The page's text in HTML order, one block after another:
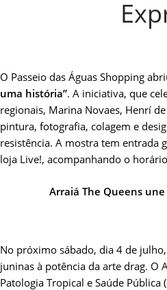
O Passeio das Águas Shopping
uma história”. A iniciativa, que
regionais, Marina Novaes, Henrí
pintura, fotografia, colagem e
resistência. A mostra tem entrada
loja Live!, acompanhando o
Arraiá The Queens
No próximo sábado, dia 4 de
juninas à potência da arte drag. O
Patologia Tropical e Saúde Pública